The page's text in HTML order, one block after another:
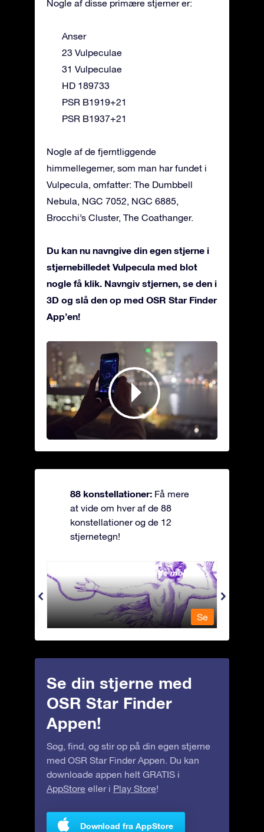
Nogle af disse primære stjerner er:
Anser
23 Vulpeculae
31 Vulpeculae
HD 189733
PSR B1919+21
PSR B1937+21
Nogle af de fjerntliggende
himmellegemer, som man har fundet i
Vulpecula, omfatter: The Dumbbell
Nebula, NGC 7052, NGC 6885,
Brocchi’s Cluster, The Coathanger.
Du kan nu navngive din egen stjerne i
stjernebilledet Vulpecula med blot
nogle få klik. Navngiv stjernen, se den i
3D og slå den op med OSR Star Finder
App’en!
88 konstellationer: Få mere
at vide om hver af de 88
konstellationer og de 12
stjernetegn!
Andromeda - Den lænkede mø
Se
Se din stjerne med
OSR Star Finder
Appen!
Søg, find, og stir op på din egen stjerne
med OSR Star Finder Appen. Du kan
downloade appen helt GRATIS i
AppStore eller i Play Store!
Download fra AppStore